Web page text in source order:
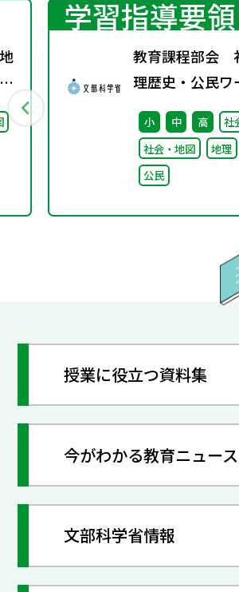
学習指導要領
教育課程部会
理歴史・公民ワ
（第7回） 配付
小 中 高
社
社会・地図
地理
公民
授業に役立つ資料集
今がわかる教育ニュース
文部科学省情報